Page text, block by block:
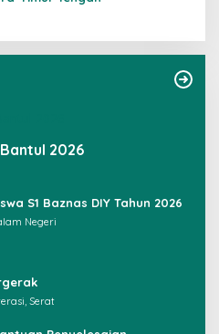
2026
S1 Baznas DIY Tahun 2026
Negeri
Serat